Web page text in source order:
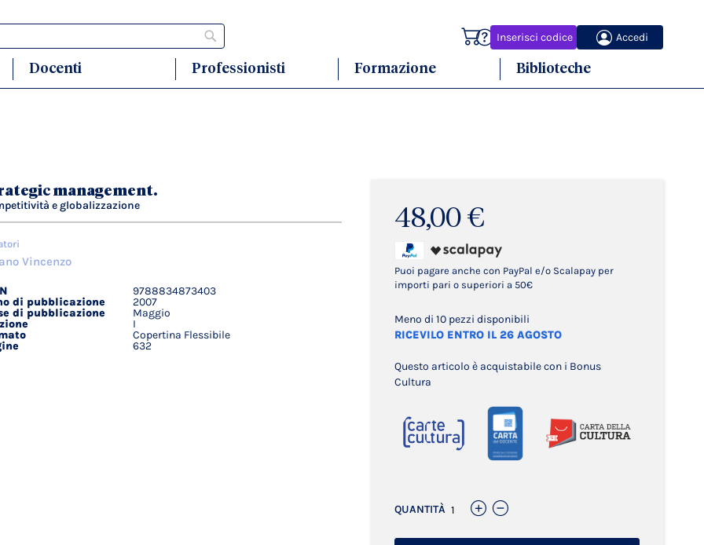
Inserisci codice Accedi
Carrello
Docenti Professionisti Formazione Biblioteche
48,00 €
Puoi pagare anche con PayPal e/o Scalapay per
importi pari o superiori a 50€
Meno di 10 pezzi disponibili
RICEVILO ENTRO IL 26 AGOSTO
Questo articolo è acquistabile con i Bonus
Cultura
QUANTITÀ
management.
e globalizzazione
Vincenzo
9788834873403
di pubblicazione
2007
di pubblicazione
Maggio
I
Copertina Flessibile
632